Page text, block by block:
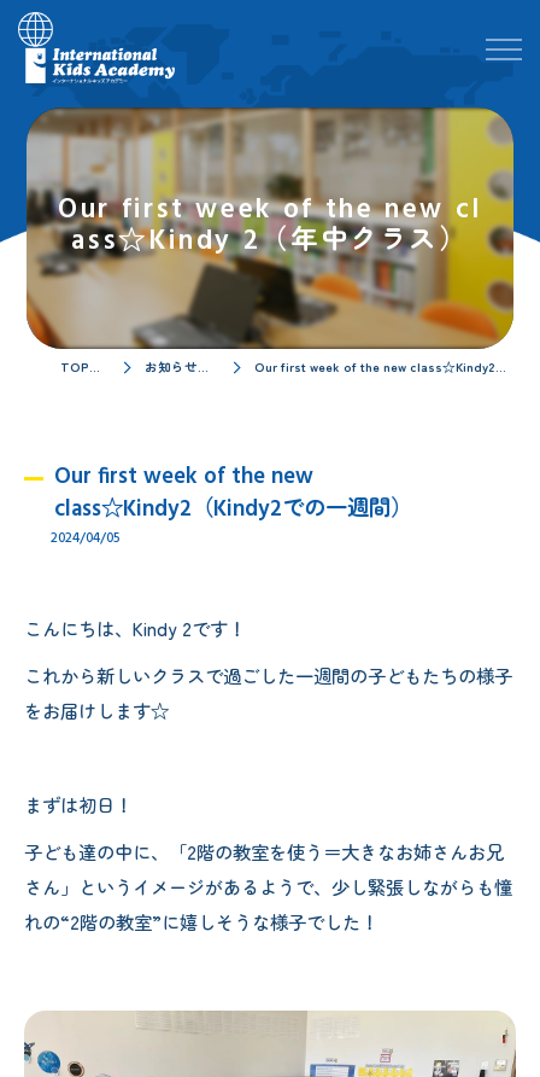
Our first week of the new cl
ass☆Kindy 2（年中クラス）
TOPページ お知らせ／ブログ Our first week of the new class☆Kindy2（Kindy2での一週間）
Our first week of the new
class☆Kindy2（Kindy2での一週間）
2024/04/05
こんにちは、Kindy 2です！
これから新しいクラスで過ごした一週間の子どもたちの様子
をお届けします☆
まずは初日！
子ども達の中に、「2階の教室を使う＝大きなお姉さんお兄
さん」というイメージがあるようで、少し緊張しながらも憧
れの“2階の教室”に嬉しそうな様子でした！